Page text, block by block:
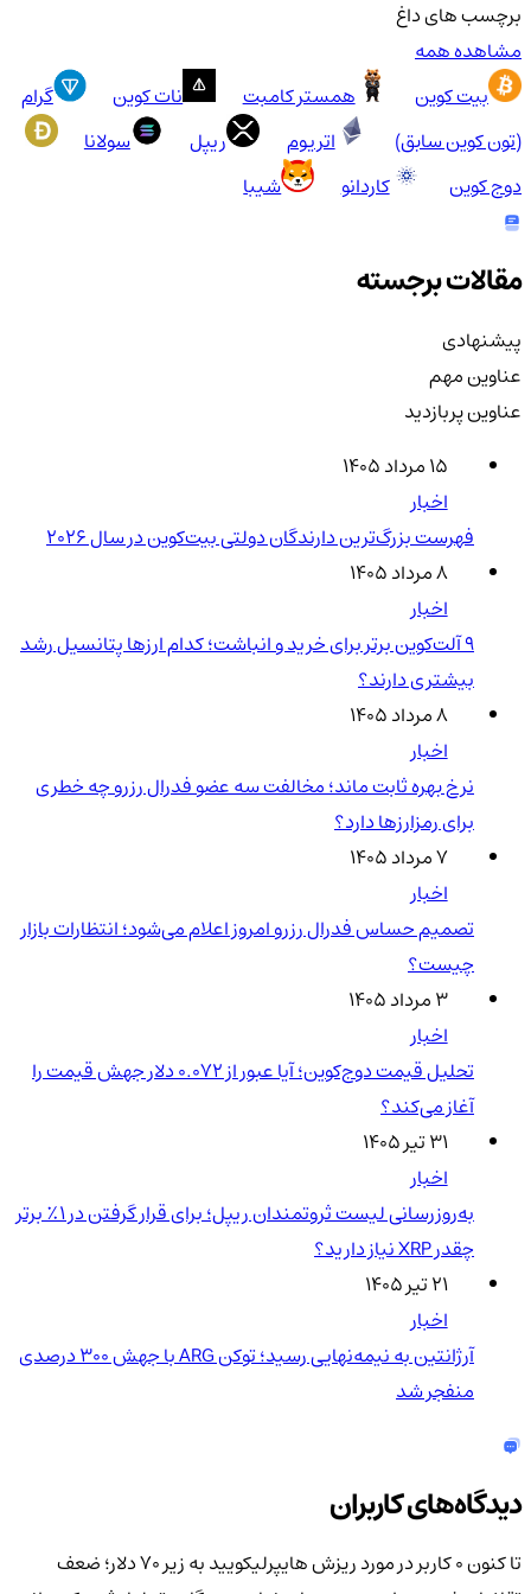
برچسب های داغ
مشاهده همه
بیت کوین
همستر کامبت نات کوین
گرام
(تون کوین سابق)
اتریوم ریپل
سولانا
دوج کوین
کاردانو شیبا
مقالات برجسته
پیشنهادی
عناوین مهم
عناوین پربازدید
۱۵ مرداد ۱۴۰۵
اخبار
فهرست بزرگ‌ترین دارندگان دولتی بیت‌کوین در سال 2026
۸ مرداد ۱۴۰۵
اخبار
۹ آلت‌کوین برتر برای خرید و انباشت؛ کدام ارزها پتانسیل رشد
بیشتری دارند؟
۸ مرداد ۱۴۰۵
اخبار
نرخ بهره ثابت ماند؛ مخالفت سه عضو فدرال رزرو چه خطری
برای رمزارزها دارد؟
۷ مرداد ۱۴۰۵
اخبار
تصمیم حساس فدرال رزرو امروز اعلام می‌شود؛ انتظارات بازار
چیست؟
۳ مرداد ۱۴۰۵
اخبار
تحلیل قیمت دوج‌کوین؛ آیا عبور از ۰.۰۷۲ دلار جهش قیمت را
آغاز می‌کند؟
۳۱ تیر ۱۴۰۵
اخبار
به‌روزرسانی لیست ثروتمندان ریپل؛ برای قرار گرفتن در ۱٪ برتر
چقدر XRP نیاز دارید؟
۲۱ تیر ۱۴۰۵
اخبار
آرژانتین به نیمه‌نهایی رسید؛ توکن ARG با جهش ۳۰۰ درصدی
منفجر شد
دیدگاه‌های کاربران
تا کنون 0 کاربر در مورد
ریزش هایپرلیکویید به زیر 70 دلار؛ ضعف